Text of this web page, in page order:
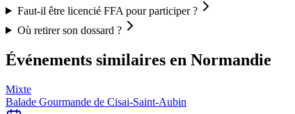
Faut-il être licencié FFA pour participer ?
Où retirer son dossard ?
Événements similaires en Normandie
Mixte
Balade Gourmande de Cisai-Saint-Aubin